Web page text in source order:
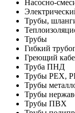
Насосно-
Трубы,
Трубы
Гибкий
Греющий
Труба ПНД
Трубы PEX,
Трубы
Трубы
Трубы ПВХ